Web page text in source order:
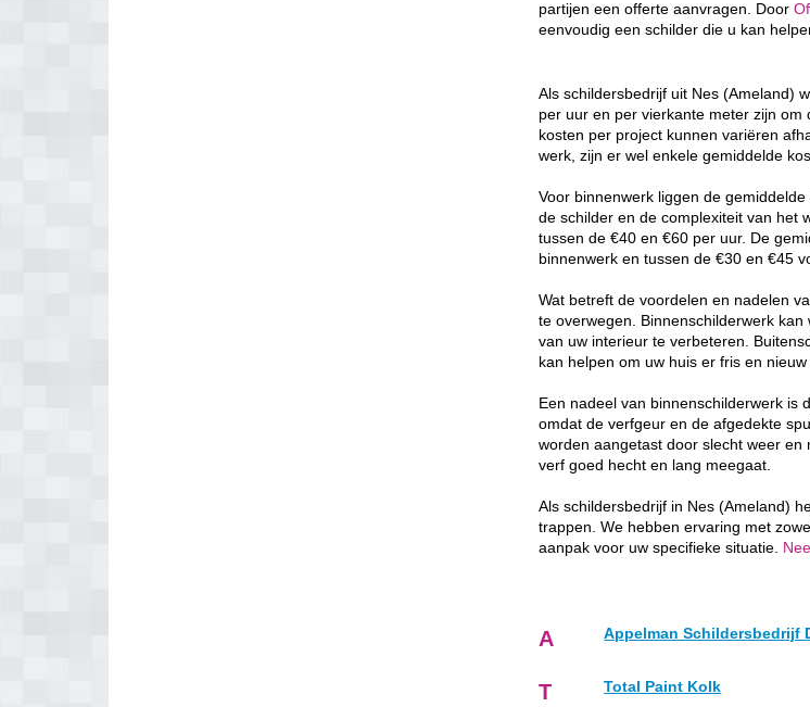
partijen een offerte aanvragen. Door
eenvoudig een schilder die u kan
Als schildersbedrijf uit Nes (Ameland)
per uur en per vierkante meter zijn
kosten per project kunnen variëren
werk, zijn er wel enkele gemiddelde
Voor binnenwerk liggen de
de schilder en de complexiteit van het
tussen de €40 en €60 per uur. De
binnenwerk en tussen de €30 en €45
Wat betreft de voordelen en nadelen
te overwegen. Binnenschilderwerk
van uw interieur te verbeteren.
kan helpen om uw huis er fris en
Een nadeel van binnenschilderwerk is
omdat de verfgeur en de afgedekte
worden aangetast door slecht weer
verf goed hecht en lang meegaat.
Als schildersbedrijf in Nes (Ameland)
trappen. We hebben ervaring met
aanpak voor uw specifieke situatie.
A Appelman Schildersbedrijf
T Total Paint Kolk